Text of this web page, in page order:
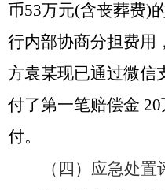
币53万元(含丧葬费)
行内部协商分担费用
方袁某现已通过微信
付了第一笔赔偿金 20
付。
（四）应急处置